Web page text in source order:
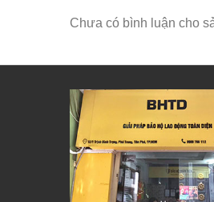
Chưa có bình luận cho